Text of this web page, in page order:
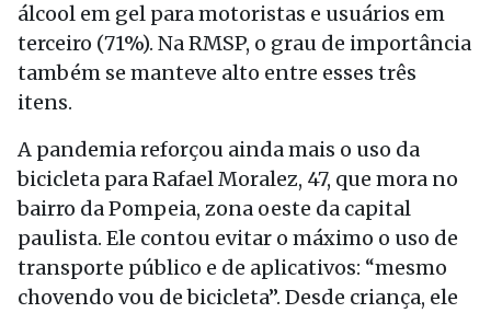
álcool em gel para motoristas e usuários em
terceiro (71%). Na RMSP, o grau de importância
também se manteve alto entre esses três
itens.
A pandemia reforçou ainda mais o uso da
bicicleta para Rafael Moralez, 47, que mora no
bairro da Pompeia, zona oeste da capital
paulista. Ele contou evitar o máximo o uso de
transporte público e de aplicativos: “mesmo
chovendo vou de bicicleta”. Desde criança, ele